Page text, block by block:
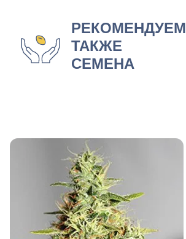
РЕКОМЕНДУЕМ
ТАКЖЕ
СЕМЕНА